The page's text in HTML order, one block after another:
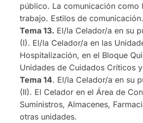
público. La comunicación como
trabajo. Estilos de comunicación.
Tema 13. El/la Celador/a en su
(I). El/la Celador/a en las
Hospitalización, en el Bloque
Unidades de Cuidados Críticos
Tema 14. El/la Celador/a en su
(II). El Celador en el Área de
Suministros, Almacenes,
otras unidades.